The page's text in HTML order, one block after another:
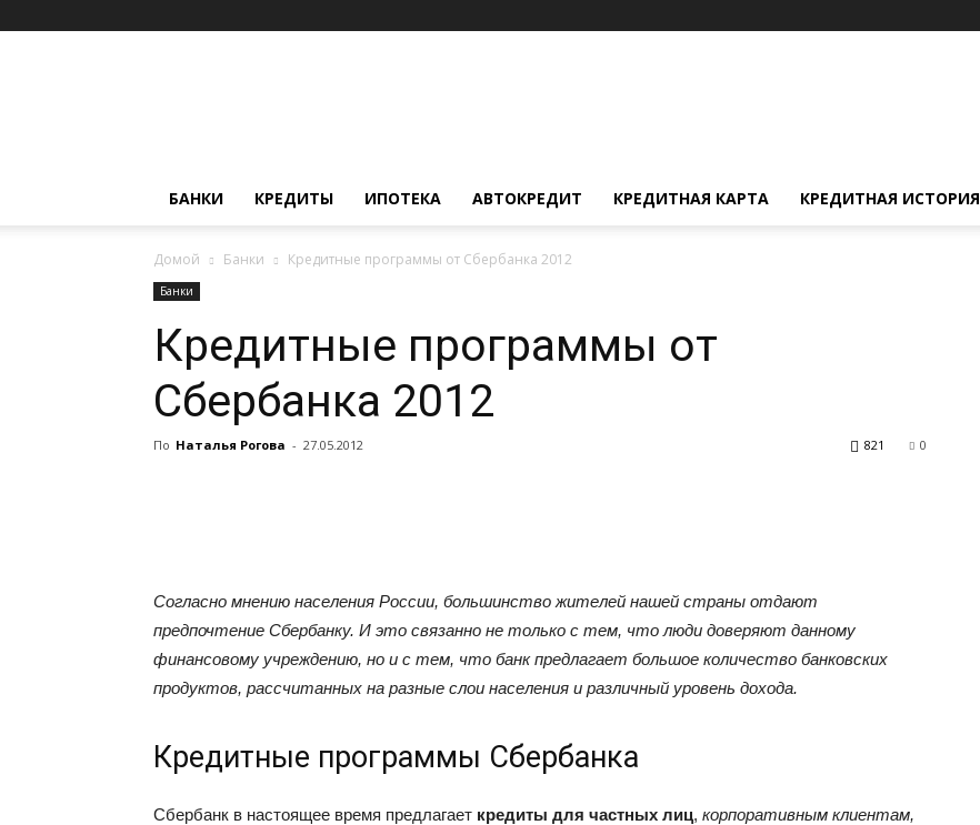
БАНКИ КРЕДИТЫ ИПОТЕКА АВТОКРЕДИТ КРЕДИТНАЯ КАРТА КРЕДИТНАЯ ИСТОРИЯ
Домой Банки Кредитные программы от Сбербанка 2012
Банки
Кредитные программы от
Сбербанка 2012
По Наталья Рогова - 27.05.2012 0
821
Согласно мнению населения России, большинство жителей нашей страны отдают
предпочтение Сбербанку. И это связанно не только с тем, что люди доверяют данному
финансовому учреждению, но и с тем, что банк предлагает большое количество банковских
продуктов, рассчитанных на разные слои населения и различный уровень дохода.
Кредитные программы Сбербанка
Сбербанк в настоящее время предлагает кредиты для частных лиц, корпоративным клиентам,